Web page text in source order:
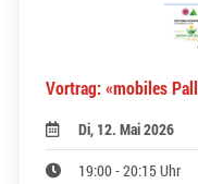
Vortrag: «mobiles
Di, 12. Mai 2026
19:00 - 20:15 Uhr